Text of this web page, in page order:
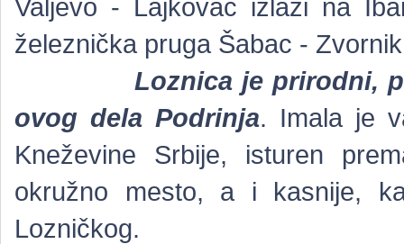
Valjevo - Lajkovac izlazi na
železnička pruga Šabac -
Loznica je prirodni,
ovog dela Podrinja. Imala je
Kneževine Srbije, isturen
okružno mesto, a i kasnije,
Lozničkog.